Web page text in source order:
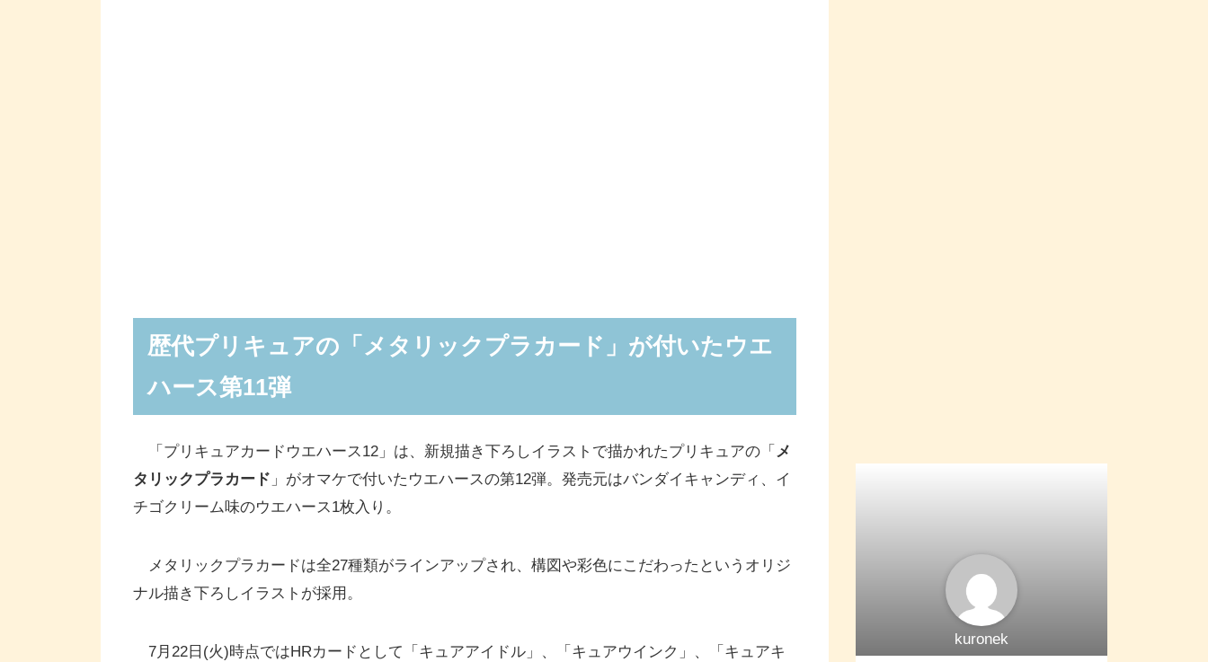
歴代プリキュアの「メタリックプラカード」が付いたウエ
ハース第11弾
「プリキュアカードウエハース12」は、新規描き下ろしイラストで描かれたプリキュアの「 メ
タリックプラカード 」がオマケで付いたウエハースの第12弾。発売元はバンダイキャンディ、イ
チゴクリーム味のウエハース1枚入り。
メタリックプラカードは全27種類がラインアップされ、構図や彩色にこだわったというオリジ
ナル描き下ろしイラストが採用。
7月22日(火)時点ではHRカードとして「キュアアイドル」、「キュアウインク」、「キュアキ
kuronek